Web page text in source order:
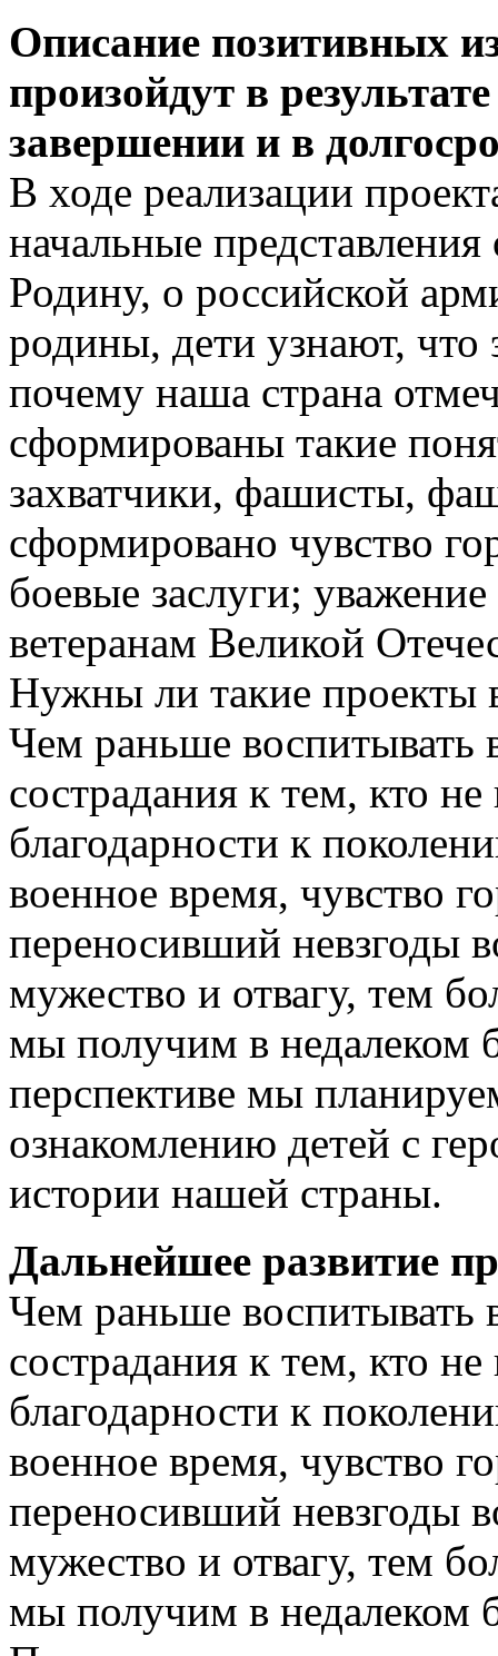
Описание позитивных
произойдут в
завершении и в
В ходе реализации
начальные
Родину, о российской
родины, дети узнают,
почему наша страна
сформированы такие
захватчики, фашисты,
сформировано чувство
боевые заслуги;
ветеранам Великой
Нужны ли такие проекты
Чем раньше воспитывать
сострадания к тем, кто
благодарности к
военное время, чувство
переносивший невзгоды
мужество и отвагу, тем
мы получим в недалеком
перспективе мы
ознакомлению детей с
истории нашей страны.
Дальнейшее развитие
Чем раньше воспитывать
сострадания к тем, кто
благодарности к
военное время, чувство
переносивший невзгоды
мужество и отвагу, тем
мы получим в недалеком